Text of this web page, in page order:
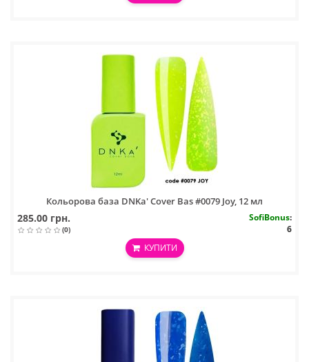
Кольорова база DNKa' Cover Bas #0079 Joy, 12 мл
285.00 грн.
(0)
SofiBonus:
6
КУПИТИ